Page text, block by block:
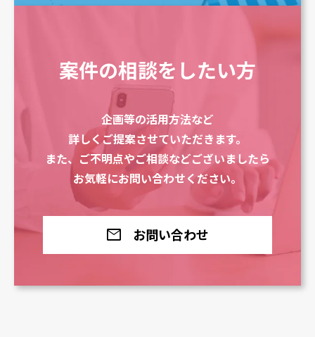
案件の相談をしたい方
企画等の活用方法など
詳しくご提案させていただきます。
また、ご不明点やご相談などございましたら
お気軽にお問い合わせください。
mail お問い合わせ